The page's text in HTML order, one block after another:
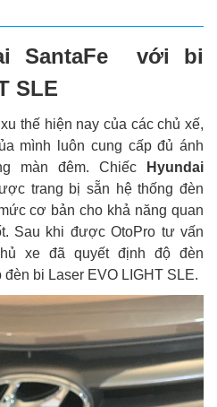
SantaFe với bi
SLE
thế hiện nay của các chủ xế,
mình luôn cung cấp đủ ánh
màn đêm. Chiếc
Hyundai
trang bị sẵn hệ thống đèn
cơ bản cho khả năng quan
Sau khi được OtoPro tư vấn
xe đã quyết định độ đèn
đèn bi Laser EVO LIGHT SLE.